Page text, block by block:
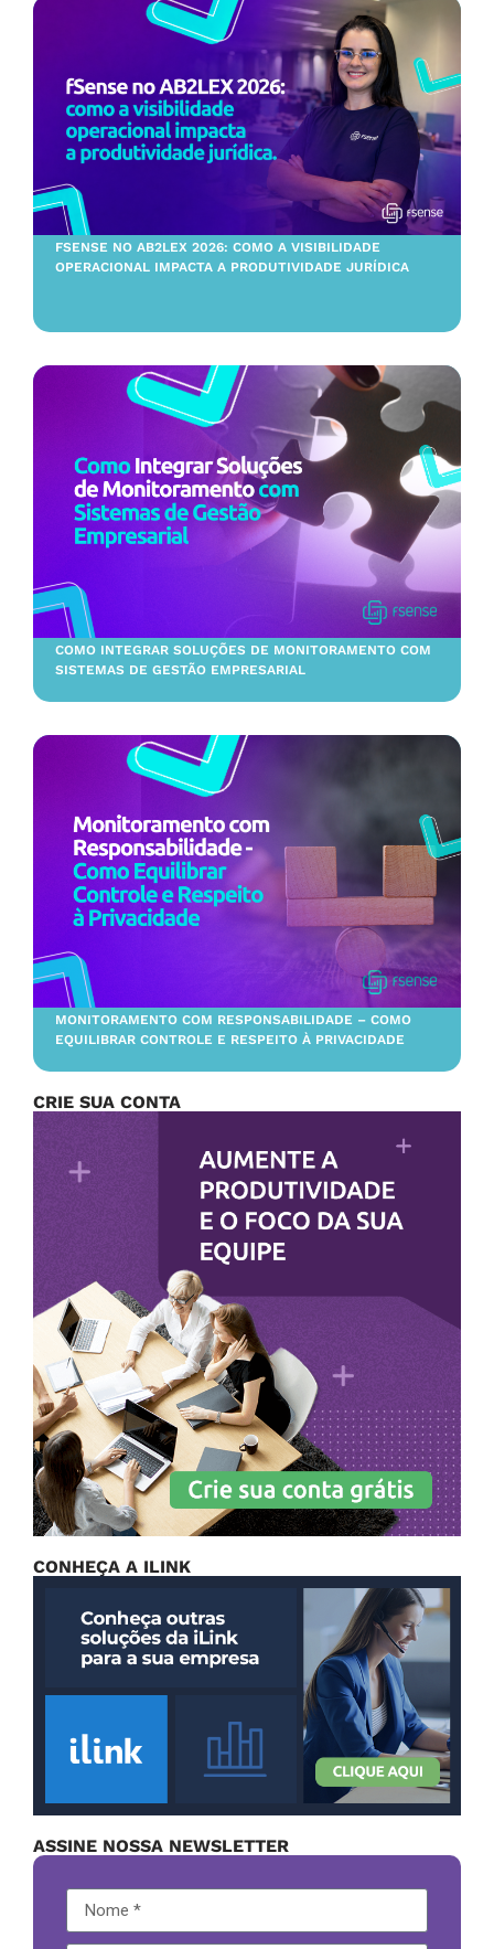
FSENSE NO AB2LEX 2026: COMO A VISIBILIDADE
OPERACIONAL IMPACTA A PRODUTIVIDADE JURÍDICA
COMO INTEGRAR SOLUÇÕES DE MONITORAMENTO COM
SISTEMAS DE GESTÃO EMPRESARIAL
MONITORAMENTO COM RESPONSABILIDADE – COMO
EQUILIBRAR CONTROLE E RESPEITO À PRIVACIDADE
CRIE SUA CONTA
CONHEÇA A ILINK
ASSINE NOSSA NEWSLETTER